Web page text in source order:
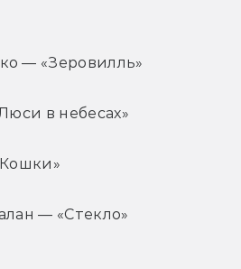
— «Зеровилль»
в небесах»
— «Стекло»